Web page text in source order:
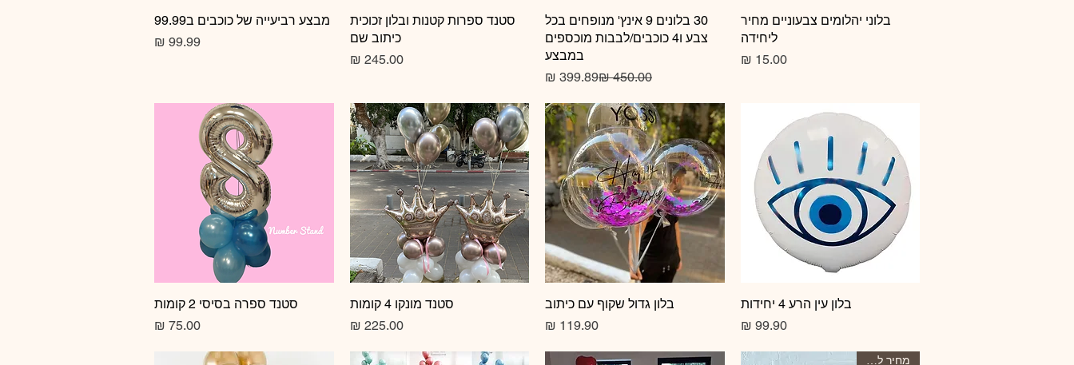
תצוגה מהירה
בלוני יהלומים צבעוניים מחיר
ליחידה
מחיר
‏15.00 ‏₪
תצוגה מהירה
30 בלונים 9 אינץ' מנופחים בכל
צבע ו4 כוכבים/לבבות מוכספים
במבצע
מחיר רגיל
מחיר מבצע
תצוגה מהירה
סטנד ספרות קטנות ובלון זכוכית
כיתוב שם
מחיר
‏245.00 ‏₪
תצוגה מהירה
מבצע רביעייה של כוכבים ב99.99
מחיר
תצוגה מהירה
בלון עין הרע 4 יחידות
מחיר
‏99.90 ‏₪
תצוגה מהירה
בלון גדול שקוף עם כיתוב
מחיר
תצוגה מהירה
סטנד מונקו 4 קומות
מחיר
‏225.00 ‏₪
תצוגה מהירה
סטנד ספרה בסיסי 2 קומות
מחיר